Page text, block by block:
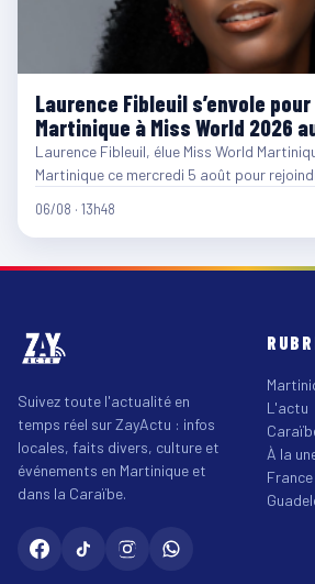
Laurence Fibleuil s’envole
Martinique à Miss World 2026
Laurence Fibleuil, élue Miss World
Martinique ce mercredi 5 août pour
06/08 · 13h48
Suivez toute l'actualité en
temps réel sur ZayActu : infos
locales, faits divers, culture et
événements en Martinique et
dans la Caraïbe.
L'actu
À la